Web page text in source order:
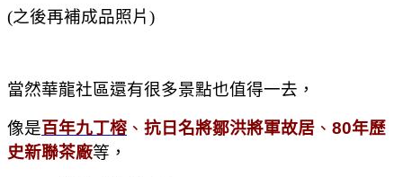
(之後再補成品照片)
當然華龍社區還有很多景點也值得一去，
像是百年九丁榕 、 抗日名將鄒洪將軍故居 、 80年歷
史新聯茶廠等，